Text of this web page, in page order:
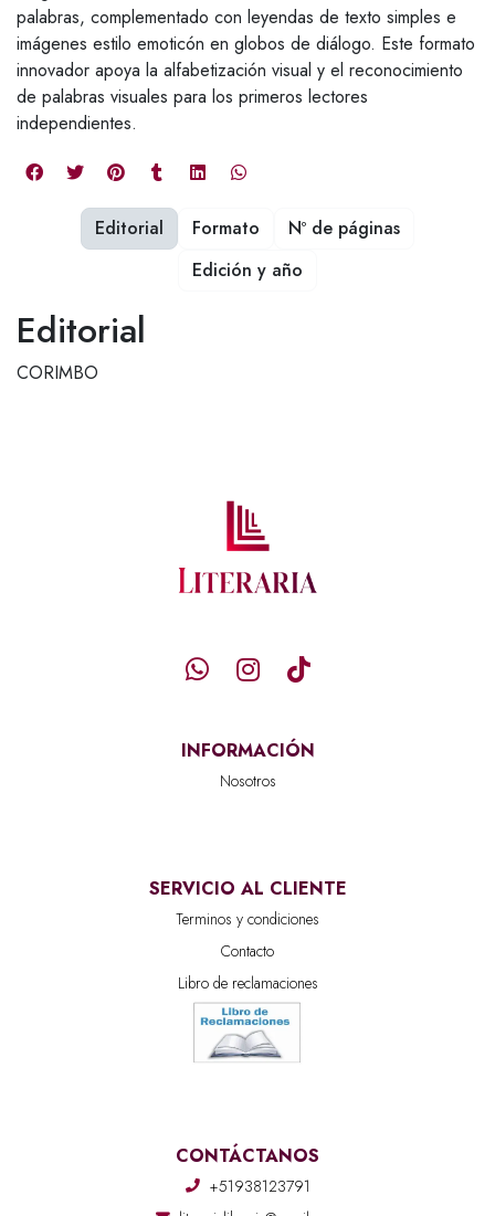
palabras, complementado con leyendas de texto simples e
imágenes estilo emoticón en globos de diálogo. Este formato
innovador apoya la alfabetización visual y el reconocimiento
de palabras visuales para los primeros lectores
independientes.
Editorial
CORIMBO
Editorial Formato
Nº de páginas
Edición y año
INFORMACIÓN
Nosotros
SERVICIO AL CLIENTE
Terminos y condiciones
Contacto
Libro de reclamaciones
CONTÁCTANOS
+51938123791